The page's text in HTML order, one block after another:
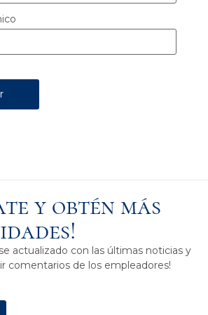
y obtén más
actualizado con las últimas noticias y
comentarios de los empleadores!